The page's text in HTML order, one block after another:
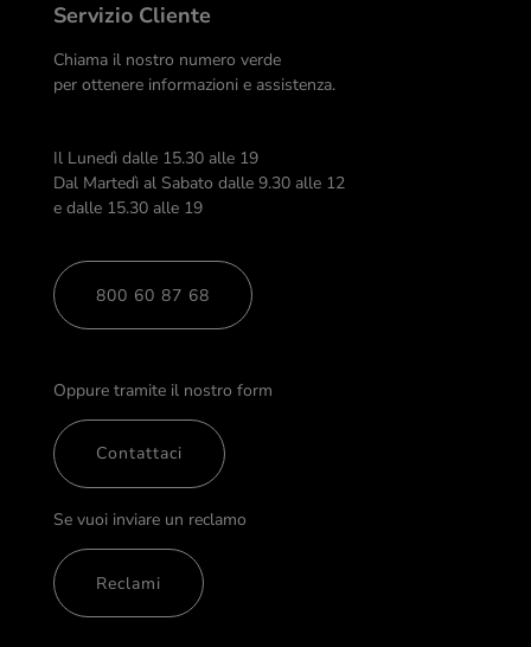
Servizio Cliente
Chiama il nostro numero verde
per ottenere informazioni e assistenza.
Il Lunedì dalle 15.30 alle 19
Dal Martedì al Sabato dalle 9.30 alle 12
e dalle 15.30 alle 19
800 60 87 68
Oppure tramite il nostro form
Contattaci
Se vuoi inviare un reclamo
Reclami